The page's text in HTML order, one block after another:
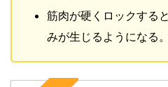
筋肉が硬くロックする
みが生じるようになる。